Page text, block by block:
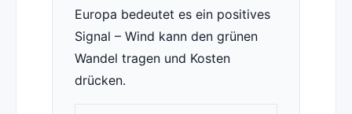
Europa bedeutet es ein positives
Signal – Wind kann den grünen
Wandel tragen und Kosten
drücken.